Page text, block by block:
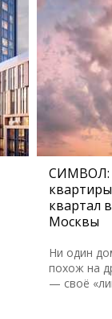
СИМВОЛ:
квартал
Москвы
Ни один
похож на
— своё